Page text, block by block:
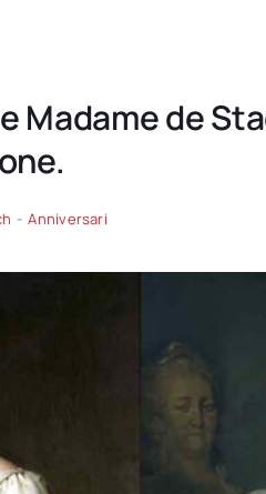
Madame de
- Anniversari